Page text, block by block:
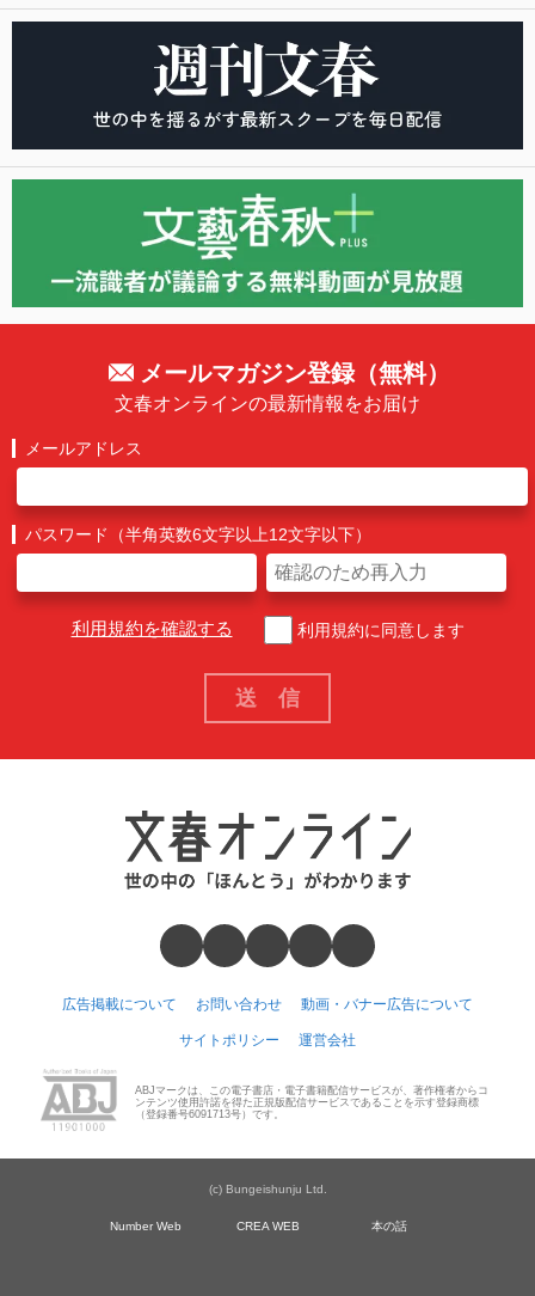
メールマガジン登録（無料）
文春オンラインの最新情報をお届け
メールアドレス
パスワード（半角英数6文字以上12文字以下）
利用規約を確認する 利用規約に同意します
広告掲載について お問い合わせ 動画・バナー広告について
サイトポリシー 運営会社
ABJマークは、この電子書店・電子書籍配信サービスが、著作権者からコ
ンテンツ使用許諾を得た正規版配信サービスであることを示す登録商標
（登録番号6091713号）です。
(c) Bungeishunju Ltd.
Number Web CREA WEB 本の話